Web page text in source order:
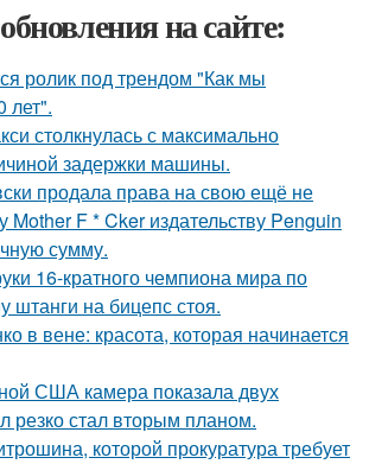
на сайте:
ролик под трендом "Как мы
лет".
столкнулась с максимально
задержки машины.
продала права на свою ещё не
Mother F * Cker издательству Penguin
сумму.
16-кратного чемпиона мира по
штанги на бицепс стоя.
в вене: красота, которая начинается
США камера показала двух
резко стал вторым планом.
которой прокуратура требует